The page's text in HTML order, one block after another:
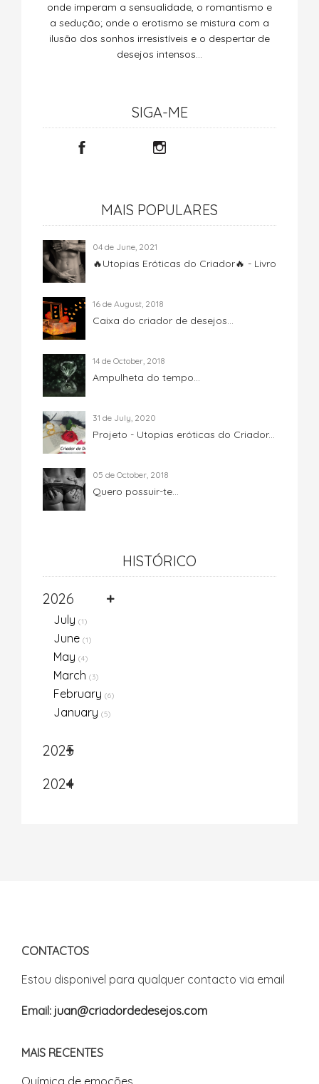
onde imperam a sensualidade, o romantismo e
a sedução; onde o erotismo se mistura com a
ilusão dos sonhos irresistíveis e o despertar de
desejos intensos…
SIGA-ME
MAIS POPULARES
04 de June, 2021
🔥Utopias Eróticas do Criador🔥 - Livro
16 de August, 2018
Caixa do criador de desejos...
14 de October, 2018
Ampulheta do tempo...
31 de July, 2020
Projeto - Utopias eróticas do Criador...
05 de October, 2018
Quero possuir-te...
HISTÓRICO
2026
July (1)
June (1)
May (4)
March (3)
February (6)
January (5)
2025
2024
CONTACTOS
Estou disponivel para qualquer contacto via email
Email: juan@criadordedesejos.com
MAIS RECENTES